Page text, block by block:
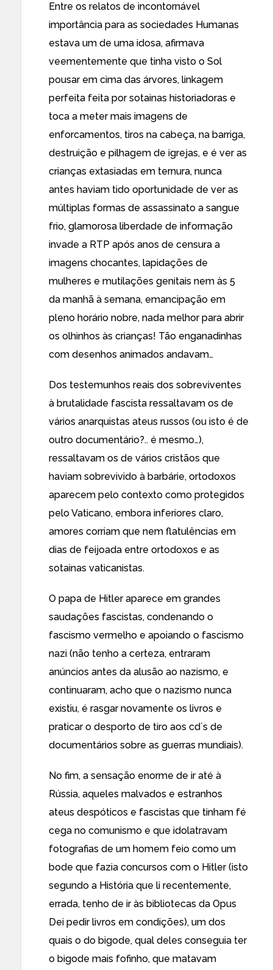
Entre os relatos de incontornável
importância para as sociedades Humanas
estava um de uma idosa, afirmava
veementemente que tinha visto o Sol
pousar em cima das árvores, linkagem
perfeita feita por sotainas historiadoras e
toca a meter mais imagens de
enforcamentos, tiros na cabeça, na barriga,
destruição e pilhagem de igrejas, e é ver as
crianças extasiadas em ternura, nunca
antes haviam tido oportunidade de ver as
múltiplas formas de assassinato a sangue
frio, glamorosa liberdade de informação
invade a RTP após anos de censura a
imagens chocantes, lapidações de
mulheres e mutilações genitais nem às 5
da manhã à semana, emancipação em
pleno horário nobre, nada melhor para abrir
os olhinhos às crianças! Tão enganadinhas
com desenhos animados andavam…
Dos testemunhos reais dos sobreviventes
à brutalidade fascista ressaltavam os de
vários anarquistas ateus russos (ou isto é de
outro documentário?.. é mesmo…),
ressaltavam os de vários cristãos que
haviam sobrevivido à barbárie, ortodoxos
aparecem pelo contexto como protegidos
pelo Vaticano, embora inferiores claro,
amores corriam que nem flatulências em
dias de feijoada entre ortodoxos e as
sotainas vaticanistas.
O papa de Hitler aparece em grandes
saudações fascistas, condenando o
fascismo vermelho e apoiando o fascismo
nazi (não tenho a certeza, entraram
anúncios antes da alusão ao nazismo, e
continuaram, acho que o nazismo nunca
existiu, é rasgar novamente os livros e
praticar o desporto de tiro aos cd´s de
documentários sobre as guerras mundiais).
No fim, a sensação enorme de ir até à
Rússia, aqueles malvados e estranhos
ateus despóticos e fascistas que tinham fé
cega no comunismo e que idolatravam
fotografias de um homem feio como um
bode que fazia concursos com o Hitler (isto
segundo a História que li recentemente,
errada, tenho de ir às bibliotecas da Opus
Dei pedir livros em condições), um dos
quais o do bigode, qual deles conseguia ter
o bigode mais fofinho, que matavam